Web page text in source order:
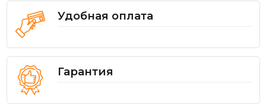
Удобная оплата
Гарантия